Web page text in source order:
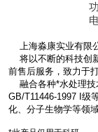
上海淼康实业有限
将以不断的科技创
前售后服务，致力于
融合各种*水处理
GB/T11446-1997 I级
化、分子生物学等领